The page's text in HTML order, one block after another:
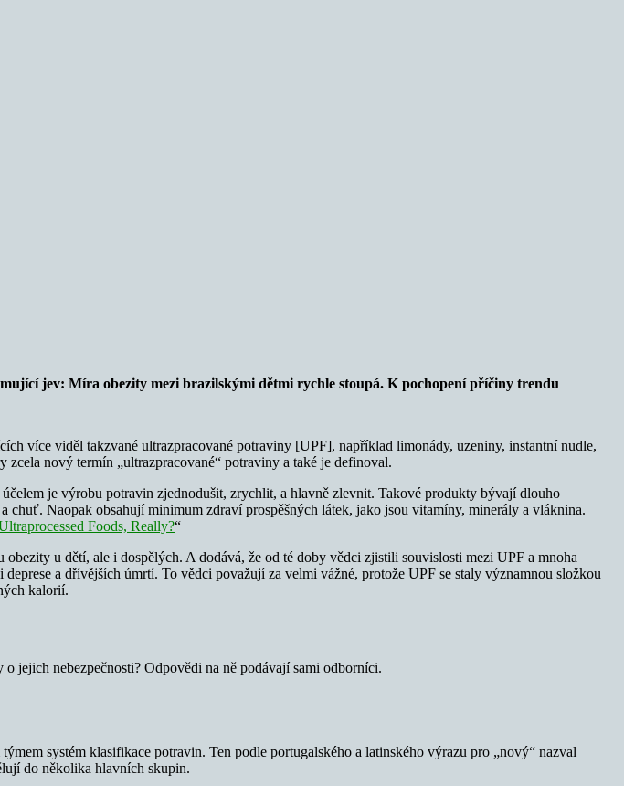
jev: Míra obezity mezi brazilskými dětmi rychle stoupá. K pochopení příčiny trendu
více viděl takzvané ultrazpracované potraviny [UPF], například limonády, uzeniny, instantní nudle,
nový termín „ultrazpracované“ potraviny a také je definoval.
je výrobu potravin zjednodušit, zrychlit, a hlavně zlevnit. Takové produkty bývají dlouho
Naopak obsahují minimum zdraví prospěšných látek, jako jsou vitamíny, minerály a vláknina.
Foods, Really?“
u dětí, ale i dospělých. A dodává, že od té doby vědci zjistili souvislosti mezi UPF a mnoha
a dřívějších úmrtí. To vědci považují za velmi vážné, protože UPF se staly významnou složkou
kalorií.
jejich nebezpečnosti? Odpovědi na ně podávají sami odborníci.
systém klasifikace potravin. Ten podle portugalského a latinského výrazu pro „nový“ nazval
do několika hlavních skupin.